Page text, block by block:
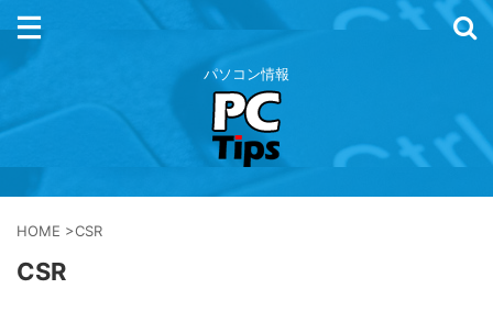
パソコン情報
HOME >CSR
CSR